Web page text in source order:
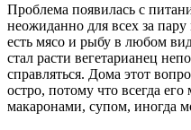
Проблема появилась с
неожиданно для всех за пару
есть мясо и рыбу в любом
стал расти вегетарианец
справляться. Дома этот
остро, потому что всегда
макаронами, супом, иногда